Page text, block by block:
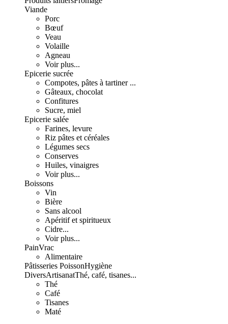
Viande
Porc
Bœuf
Veau
Volaille
Agneau
Voir plus...
Epicerie sucrée
Compotes, pâtes à tartiner ...
Gâteaux, chocolat
Confitures
Sucre, miel
Epicerie salée
Farines, levure
Riz pâtes et céréales
Légumes secs
Conserves
Huiles, vinaigres
Voir plus...
Boissons
Vin
Bière
Sans alcool
Apéritif et spiritueux
Cidre...
Voir plus...
PainVrac
Alimentaire
Pâtisseries PoissonHygiène
DiversArtisanatThé, café, tisanes...
Thé
Café
Tisanes
Maté